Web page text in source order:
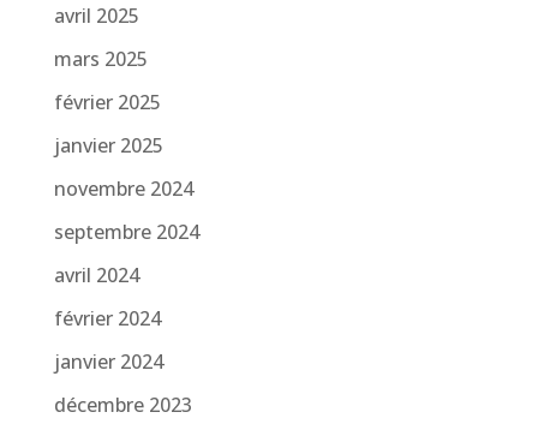
avril 2025
mars 2025
février 2025
janvier 2025
novembre 2024
septembre 2024
avril 2024
février 2024
janvier 2024
décembre 2023